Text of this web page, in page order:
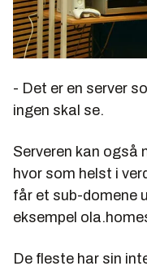
- Det er en server
ingen skal se.
Serveren kan også
hvor som helst i
får et sub-domene
eksempel
De fleste har sin